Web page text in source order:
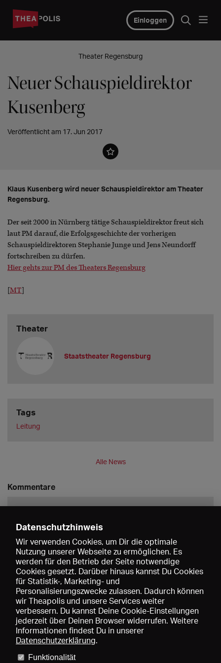
Einloggen
Theater Regensburg
Neuer Schauspieldirektor
Kusenberg
Veröffentlicht am 17. Jun 2017
Klaus Kusenberg wird neuer Schauspieldirektor am Theater
Regensburg.
Der seit 2000 in Nürnberg tätige Schauspieldirektor freut sich
laut PM darauf, die Erfolgsgeschichte der vorherigen
Schauspieldirektoren Stephanie Junge und Jens Neundorff
fortschreiben zu dürfen.
Hier gehts zur PM des Theaters Regensburg
[MT]
Theater
Staatstheater Regensburg
Tags
Leitung
Alle News
Kommentare
Speichern
Datenschutzhinweis
Wir verwenden Cookies, um Dir die optimale
Nutzung unserer Webseite zu ermöglichen. Es
werden für den Betrieb der Seite notwendige
Cookies gesetzt. Darüber hinaus kannst Du Cookies
für Statistik-, Marketing- und
Personalisierungszwecke zulassen. Dadurch können
wir Theapolis und unsere Services weiter
verbessern. Du kannst Deine Cookie-Einstellungen
jederzeit über Deinen Browser widerrufen. Weitere
Informationen findest Du in unserer
Datenschutzerklärung.
Funktionalität